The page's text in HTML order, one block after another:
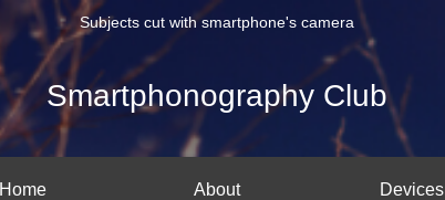
Subjects cut with smartphone's camera
Smartphonography Club
Home About Devices